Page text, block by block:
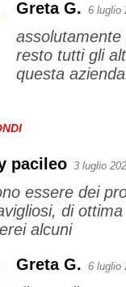
Greta G. 6 luglio
resto tutti gli
questa
pacileo 3 luglio
essere dei
di
alcuni
Greta G. 6 luglio